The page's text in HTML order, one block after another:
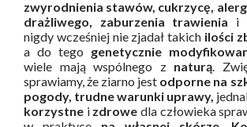
zwyrodnienia stawów, cukrzycę,
drażliwego, zaburzenia trawienia i
nigdy wcześniej nie zjadał takich ilości
a do tego genetycznie
wiele mają wspólnego z naturą.
sprawiamy, że ziarno jest odporne na
pogody, trudne warunki uprawy,
korzystne i zdrowe dla człowieka